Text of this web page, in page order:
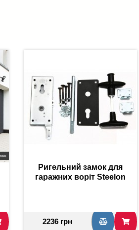
Ригельний замок для
гаражних воріт Steelon
2236 грн